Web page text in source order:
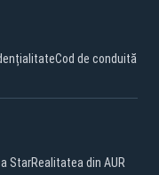
Cod de conduită
StarRealitatea din AUR